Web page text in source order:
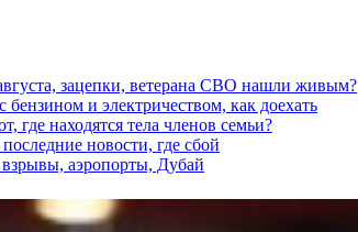
зацепки, ветерана СВО нашли живым?
и электричеством, как доехать
где находятся тела членов семьи?
новости, где сбой
аэропорты, Дубай